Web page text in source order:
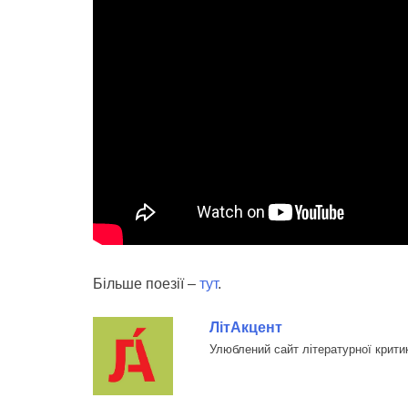
Більше поезії – тут.
ЛітАкцент
Улюблений сайт літературної